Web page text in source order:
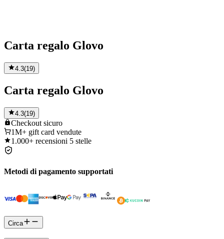
Carta regalo Glovo
4.3(19)
Carta regalo Glovo
4.3(19)
Checkout sicuro
1M+ gift card vendute
1.000+ recensioni 5 stelle
Metodi di pagamento supportati
Circa